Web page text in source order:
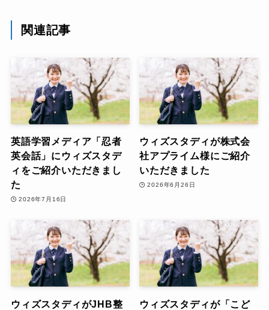
関連記事
英語学習メディア「忍者
英会話」にウィズスタデ
ィをご紹介いただきまし
た
2026年7月16日
ウィズスタディが株式会
社アプライム様にご紹介
いただきました
2026年6月26日
ウィズスタディがJHB整
ウィズスタディが「こど